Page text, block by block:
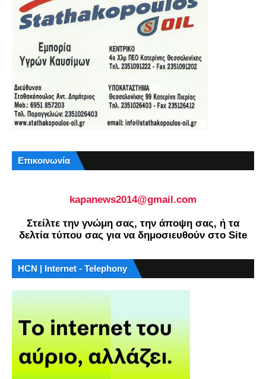
Επικοινωνία
kapanews2014@gmail.com
Στείλτε την γνώμη σας, την άποψη σας, ή τα
δελτία τύπου σας για να δημοσιευθούν στο Site
HCN | Internet - Telephony